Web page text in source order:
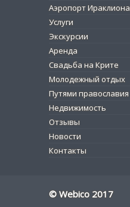
Аэропорт Ираклиона
Услуги
Экскурсии
Аренда
Свадьба на Крите
Молодежный отдых
Путями православия
Недвижимость
Отзывы
Новости
Контакты
© Webico 2017